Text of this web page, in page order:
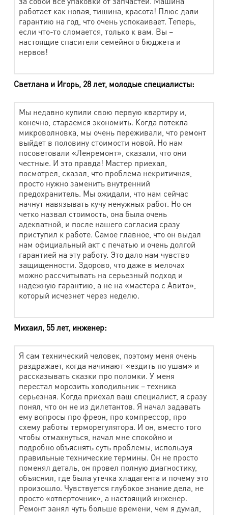
Наименование работы
Стоимость
Перчатки, рукавицы вязаные
165 руб.
Кепка
Шапка вяз.
300 руб.
Шарф (до 50 см по узкой стороне)
300 руб.
Берет
300 руб.
Мягкая игрушка (мал.) до 0,5 кг
260 руб.
Мягкая игрушка (средн.) от 0,5 до 1,5 кг
Мягкая игрушка (бол.) от 1,5 кг
Сумки мягк. формы (текстиль)
Наименование работ
Стоимость
Сумка (малая) 30х30 см
450 руб.
Сумка (средняя) 50х50 см
760 руб.
Сумка (большая) более 50 см
Индивидуальная стирка
Наименование работ
Стоимость
Индивидуальная стирка постельного белья
(загрузка - 6кг)
820 руб.
Индивидуальная стирка постельного белья
ЛЮКС (загрузка - 6 кг)
920 руб.
Кондиционер
100 руб.
Отбеливатель
Комплексная химчистка изделий из кожи и
замши
Наименование работ
Стоимость
работает как новая, тишина, красота! Плюс дали
гарантию на год, что очень успокаивает. Теперь,
если что-то сломается, только к вам. Вы –
настоящие спасители семейного бюджета и
нервов!
Светлана и Игорь, 28 лет, молодые специалисты:
Мы недавно купили свою первую квартиру и,
конечно, стараемся экономить. Когда потекла
микроволновка, мы очень переживали, что ремонт
выйдет в половину стоимости новой. Но нам
посоветовали «Ленремонт», сказали, что они
честные. И это правда! Мастер приехал,
посмотрел, сказал, что проблема некритичная,
просто нужно заменить внутренний
предохранитель. Мы ожидали, что нам сейчас
начнут навязывать кучу ненужных работ. Но он
четко назвал стоимость, она была очень
адекватной, и после нашего согласия сразу
приступил к работе. Самое главное, что он выдал
нам официальный акт с печатью и очень долгой
гарантией на эту работу. Это дало нам чувство
защищенности. Здорово, что даже в мелочах
можно рассчитывать на серьезный подход и
надежную гарантию, а не на «мастера с Авито»,
который исчезнет через неделю.
Михаил, 55 лет, инженер:
Я сам технический человек, поэтому меня очень
раздражает, когда начинают «ездить по ушам» и
рассказывать сказки про поломки. У меня
перестал морозить холодильник – техника
серьезная. Когда приехал ваш специалист, я сразу
понял, что он не из дилетантов. Я начал задавать
ему вопросы про фреон, про компрессор, про
схему работы терморегулятора. И он, вместо того
чтобы отмахнуться, начал мне спокойно и
подробно объяснять суть проблемы, используя
правильные технические термины. Он не просто
поменял деталь, он провел полную диагностику,
объяснил, где была утечка хладагента и почему это
произошло. Чувствуется глубокое знание дела, не
просто «отверточник», а настоящий инженер.
Ремонт занял чуть больше времени, чем я думал,